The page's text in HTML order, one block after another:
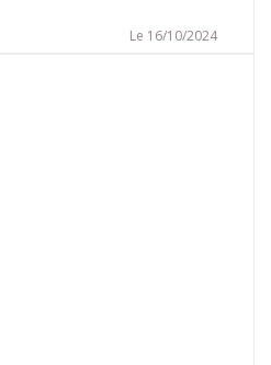
conséquences, tant sur
personnel. Nous
Le 16/10/2024